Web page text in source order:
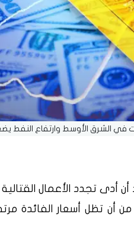
في الشرق الأوسط وارتفاع النفط
أن أدى تجدد الأعمال
من أن تظل أسعار الفائدة